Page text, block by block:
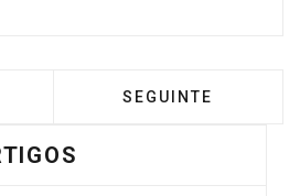
GRUDISLETTER 35 -
ARTIGO
SEGUINTE